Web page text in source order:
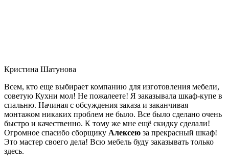
Кристина Шатунова
Всем, кто еще выбирает компанию для изготовления мебели,
советую Кухни мол! Не пожалеете! Я заказывала шкаф-купе в
спальню. Начиная с обсуждения заказа и заканчивая
монтажом никаких проблем не было. Все было сделано очень
быстро и качественно. К тому же мне ещё скидку сделали!
Огромное спасибо сборщику Алексею за прекрасный шкаф!
Это мастер своего дела! Всю мебель буду заказывать только
здесь.